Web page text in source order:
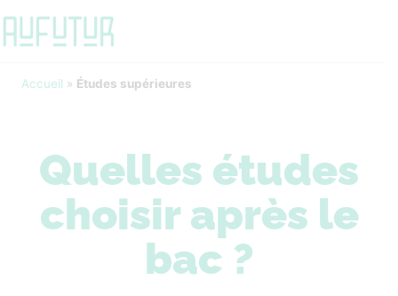
Accueil » Études supérieures
Quelles études
choisir après le
bac ?